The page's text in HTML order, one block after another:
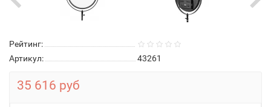
Рейтинг:
Артикул:
43261
35 616 руб